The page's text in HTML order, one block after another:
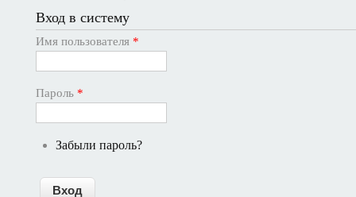
Вход в систему
Имя пользователя *
Пароль *
Забыли пароль?